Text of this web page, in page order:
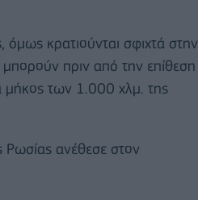
κρατιούνται σφιχτά στην
πριν από την επίθεση
μήκος των 1.000 χλμ. της
ανέθεσε στον